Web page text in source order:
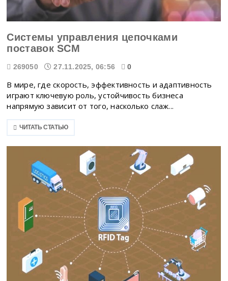
Системы управления цепочками
поставок SCM
269050 27.11.2025, 06:56 0
В мире, где скорость, эффективность и адаптивность
играют ключевую роль, устойчивость бизнеса
напрямую зависит от того, насколько слаж...
ЧИТАТЬ СТАТЬЮ